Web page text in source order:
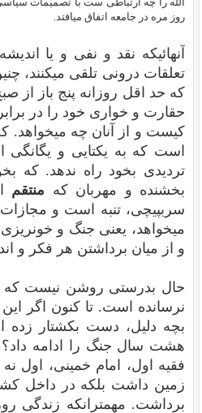
روز مره در جامعه اتفاق میافتد.
آنهائیکه نقد و نفی و یا
تعلقات درونی تلقی میکنند،
که حد اقل روزانه پنج باز از
حقارت و خواری خود را در برابر
کیست و از آنان چه میخواهد. که
است که به یکتایی و
تردیدی بخود راه ندهد. که
بخشنده و مهربان که منتقم
سربپیچی، تنبه است و
میخواهد، یعنی جنگ و
و از میان برداشتن هر فکر و
حال بدرستی روشن نیست که
نرسانده است. تا کنون اگر
بچه دلیل، دست بکشتار زده
هشت سال جنگ را ادامه داد؟
فقیه اول، امام خمینی، اول
زمین داشت بلکه در داخل
برداشت. مهمترانکه زندگی